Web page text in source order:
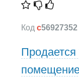
Код c56927352
Продается